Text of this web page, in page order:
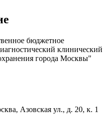
бюджетное
клинический
города Москвы"
Азовская ул., д. 20, к. 1